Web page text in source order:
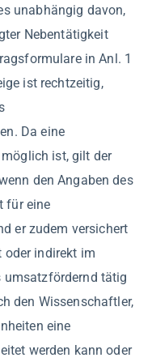
unabhängig davon,
Nebentätigkeit
in Anl. 1
ist rechtzeitig,
Da eine
ist, gilt der
den Angaben des
für eine
er zudem versichert
oder indirekt im
umsatzfördernd tätig
den Wissenschaftler,
eine
werden kann oder